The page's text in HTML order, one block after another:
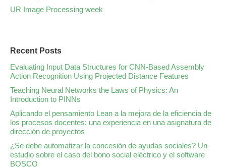
UR Image Processing week
Recent Posts
Evaluating Input Data Structures for CNN-Based Assembly
Action Recognition Using Projected Distance Features
Teaching Neural Networks the Laws of Physics: An
Introduction to PINNs
Aplicando el pensamiento Lean a la mejora de la eficiencia de
los procesos docentes: una experiencia en una asignatura de
dirección de proyectos
¿Se debe automatizar la concesión de ayudas sociales? Un
estudio sobre el caso del bono social eléctrico y el software
BOSCO